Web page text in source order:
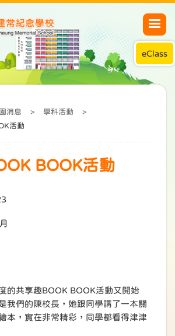
eClass
消息 > 學科活動
>
活動
BOOK活動
的共享趣BOOK BOOK活動又開始
我們的陳校長，她跟同學講了一本關
本，實在非常精彩，同學都看得津津